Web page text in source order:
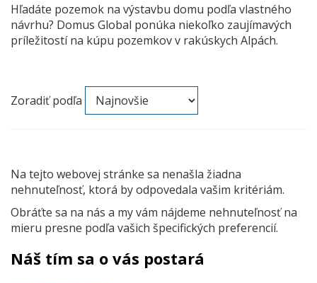
Hľadáte pozemok na výstavbu domu podľa vlastného
návrhu? Domus Global ponúka niekoľko zaujímavých
príležitostí na kúpu pozemkov v rakúskych Alpách.
Zoradiť podľa
Na tejto webovej stránke sa nenašla žiadna
nehnuteľnosť, ktorá by odpovedala vašim kritériám.
Obráťte sa na nás a my vám nájdeme nehnuteľnosť na
mieru presne podľa vašich špecifických preferencií.
Náš tím sa o vás postará